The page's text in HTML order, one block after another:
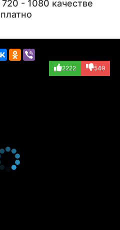
- 1080 качестве
2222 549